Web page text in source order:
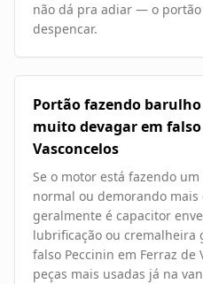
não dá pra adiar — o
despencar.
Portão fazendo
muito devagar em
Vasconcelos
Se o motor está fazendo
normal ou demorando
geralmente é capacitor
lubrificação ou cremalheira
falso Peccinin em Ferraz de
peças mais usadas já na